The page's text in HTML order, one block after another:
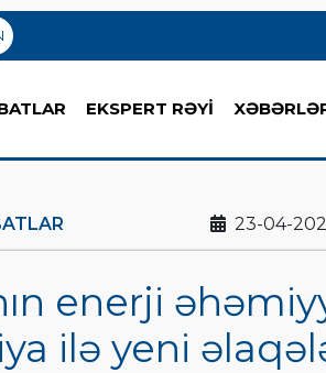
EKSPERT RƏYİ
23-04-
enerji
ilə yeni